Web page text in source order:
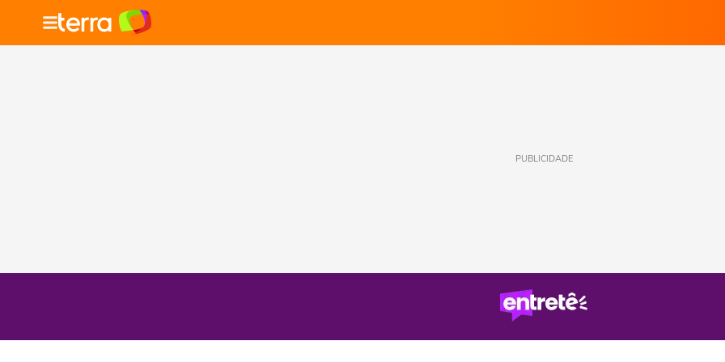
PUBLICIDADE